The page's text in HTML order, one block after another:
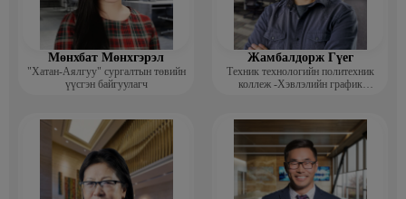
Мөнхбат Мөнхгэрэл
"Хатан-Аялгуу" сургалтын төвийн
үүсгэн байгуулагч
Жамбалдорж Гүег
Техник технологийн политехник
коллеж -Хэвлэлийн график